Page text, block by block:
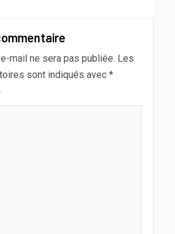
mail ne sera pas publiée. Les
sont indiqués avec *